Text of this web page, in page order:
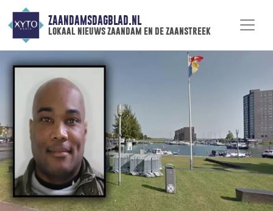
ZAANDAMSDAGBLAD.NL
lokaal nieuws zaandam en de zaanstreek